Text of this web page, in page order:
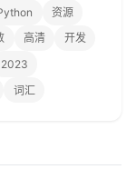
资源
高清
开发
2023
词汇